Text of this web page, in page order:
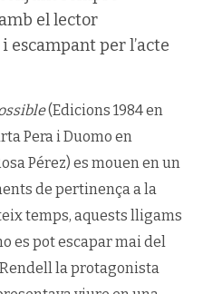
el lector
escampant per l’acte
(Edicions 1984 en
Pera i Duomo en
Pérez) es mouen en un
de pertinença a la
temps, aquests lligams
es pot escapar mai del
la protagonista